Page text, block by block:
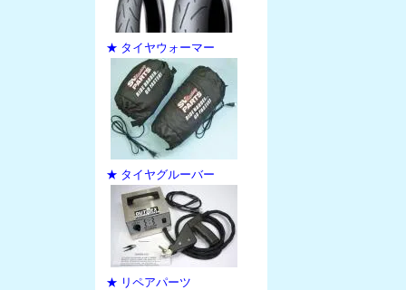
★ タイヤウォーマー
★ タイヤグルーバー
★ リペアパーツ